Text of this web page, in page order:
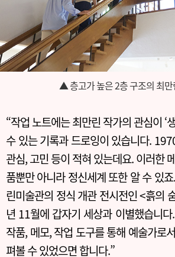
▲ 층고가 높은 2층 구조의 최만
“작업 노트에는 최만린 작가의 관심이 ‘
수 있는 기록과 드로잉이 있습니다.
관심, 고민 등이 적혀 있는데요. 이러한
품뿐만 아니라 정신세계 또한 알 수 있
린미술관의 정식 개관 전시전인 <흙의
년 11월에 갑자기 세상과 이별했습니
작품, 메모, 작업 도구를 통해 예술가로
펴볼 수 있었으면 합니다.”